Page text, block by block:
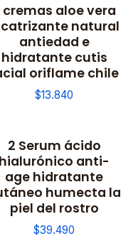
cremas aloe vera
natural
antiedad e
hidratante cutis
oriflame chile
$13.840
2 Serum ácido
hialurónico anti-
age hidratante
humecta la
piel del rostro
$39.490